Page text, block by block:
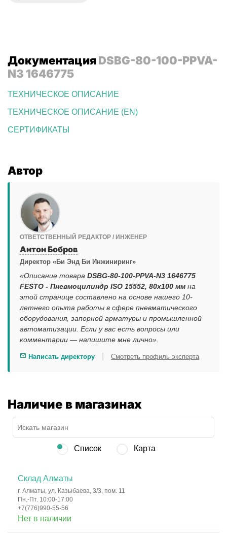
Документация DSBG-80-100-PPVA-
N3 1646775
ТЕХНИЧЕСКОЕ ОПИСАНИЕ
ТЕХНИЧЕСКОЕ ОПИСАНИЕ (EN)
СЕРТИФИКАТЫ
Автор
ОТВЕТСТВЕННЫЙ РЕДАКТОР / ИНЖЕНЕР
Антон Бобров
Директор «Би Энд Би Инжиниринг»
«Описание товара DSBG-80-100-PPVA-N3 1646775
FESTO - Пневмоцилиндр ISO 15552, 80x100 мм на
этой странице составлено на основе нашего 10-
летнего опыта работы в сфере пневматического
оборудования, запорной арматуры и промышленной
автоматизации. Если у вас есть вопросы или
комментарии — напишите мне лично».
Написать директору Смотреть профиль эксперта
Наличие в магазинах
Список Карта
Склад Алматы
г. Алматы, ул. Казыбаева, 3/3, пом. 11
Пн.-Пт. 10:00-17:00
+7(776)990-55-56
Нет в наличии